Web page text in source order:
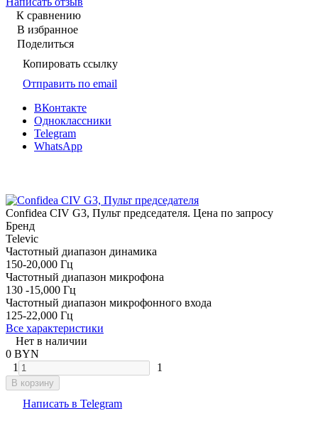
К сравнению
В избранное
Поделиться
Копировать ссылку
Отправить по email
ВКонтакте
Одноклассники
Telegram
WhatsApp
Confidea CIV G3, Пульт председателя. Цена по запросу
Бренд
Televic
Частотный диапазон динамика
150-20,000 Гц
Частотный диапазон микрофона
130 -15,000 Гц
Частотный диапазон микрофонного входа
125-22,000 Гц
Все характеристики
Нет в наличии
0 BYN
1
1
В корзину
Написать в Telegram